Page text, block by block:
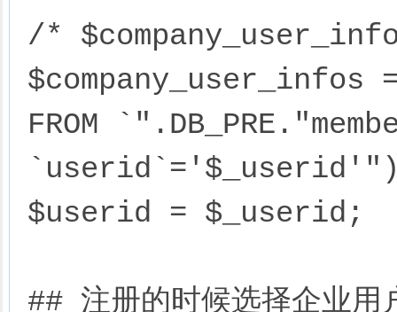
/*
$company_user_infos
FROM
$userid = $_userid;
## 注册的时候选择企业用